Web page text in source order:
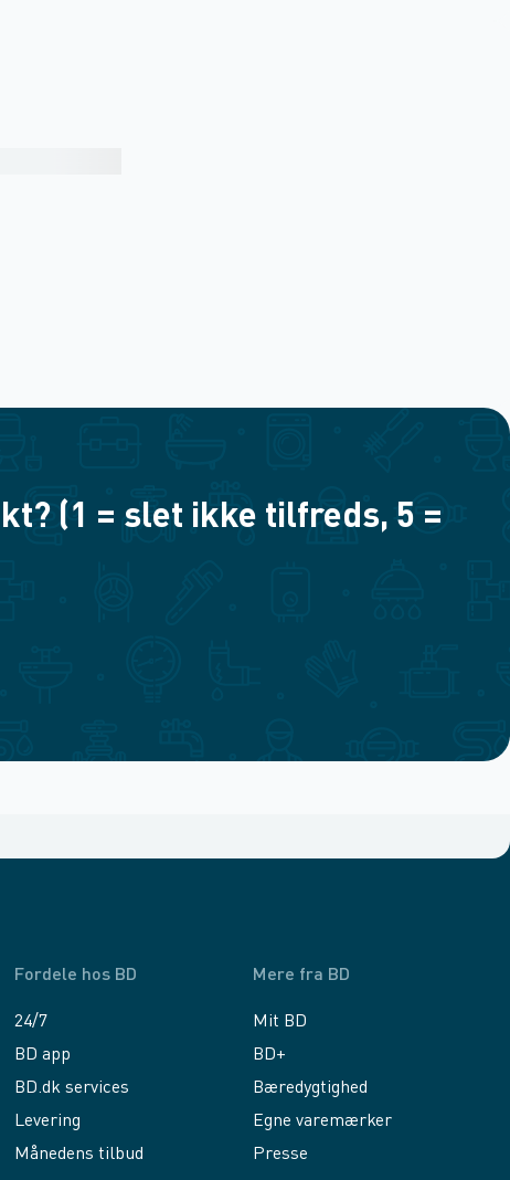
(1 = slet ikke tilfreds, 5 =
Fordele hos BD
24/7
BD app
BD.dk services
Levering
Månedens tilbud
Mere fra BD
Mit BD
BD+
Bæredygtighed
Egne varemærker
Presse